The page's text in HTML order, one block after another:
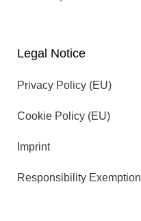
Legal Notice
Privacy Policy (EU)
Cookie Policy (EU)
Imprint
Responsibility Exemption